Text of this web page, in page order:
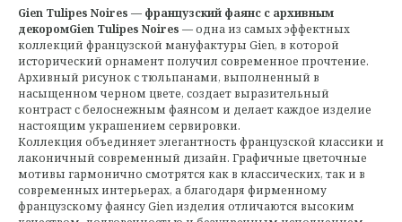
Gien Tulipes Noires — французский фаянс с архивным
декоромGien Tulipes Noires — одна из самых эффектных
коллекций французской мануфактуры Gien, в которой
исторический орнамент получил современное прочтение.
Архивный рисунок с тюльпанами, выполненный в
насыщенном черном цвете, создает выразительный
контраст с белоснежным фаянсом и делает каждое изделие
настоящим украшением сервировки.
Коллекция объединяет элегантность французской классики и
лаконичный современный дизайн. Графичные цветочные
мотивы гармонично смотрятся как в классических, так и в
современных интерьерах, а благодаря фирменному
французскому фаянсу Gien изделия отличаются высоким